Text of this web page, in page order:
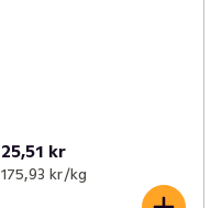
25,51 kr
175,93 kr /kg